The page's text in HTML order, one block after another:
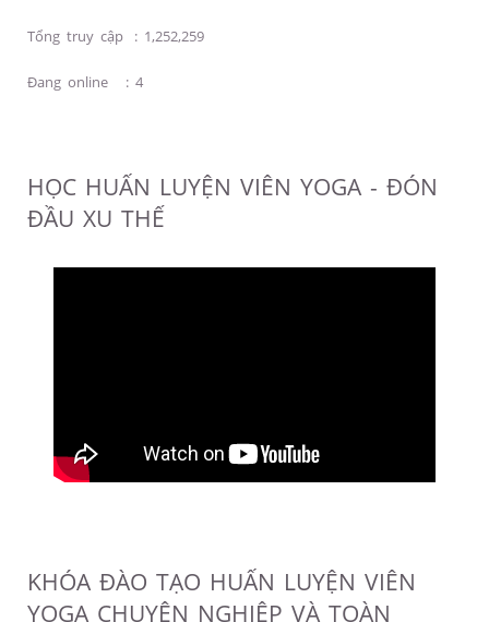
Tổng truy cập : 1,252,259
Đang online : 4
HỌC HUẤN LUYỆN VIÊN YOGA - ĐÓN
ĐẦU XU THẾ
KHÓA ĐÀO TẠO HUẤN LUYỆN VIÊN
YOGA CHUYÊN NGHIỆP VÀ TOÀN